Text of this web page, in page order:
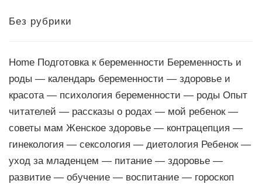
Без рубрики
Home Подготовка к беременности Беременность и
роды — календарь беременности — здоровье и
красота — психология беременности — роды Опыт
читателей — рассказы о родах — мой ребенок —
советы мам Женское здоровье — контрацепция —
гинекология — сексология — диетология Ребенок —
уход за младенцем — питание — здоровье —
развитие — обучение — воспитание — гороскоп